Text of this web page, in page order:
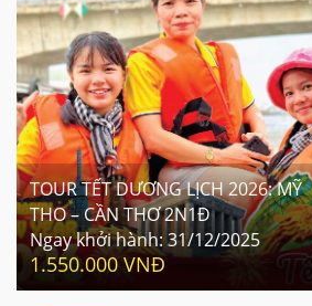
TOUR TẾT DƯƠNG LỊCH 2026: MỸ
THO – CẦN THƠ 2N1Đ
Ngay khởi hành:31/12/2025
1.550.000 VNĐ
2N2Đ